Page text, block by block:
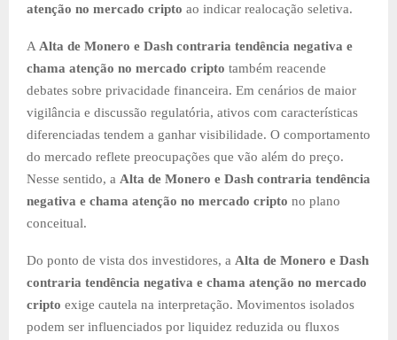
atenção no mercado cripto ao indicar realocação seletiva.
A Alta de Monero e Dash contraria tendência negativa e
chama atenção no mercado cripto também reacende
debates sobre privacidade financeira. Em cenários de maior
vigilância e discussão regulatória, ativos com características
diferenciadas tendem a ganhar visibilidade. O comportamento
do mercado reflete preocupações que vão além do preço.
Nesse sentido, a Alta de Monero e Dash contraria tendência
negativa e chama atenção no mercado cripto no plano
conceitual.
Do ponto de vista dos investidores, a Alta de Monero e Dash
contraria tendência negativa e chama atenção no mercado
cripto exige cautela na interpretação. Movimentos isolados
podem ser influenciados por liquidez reduzida ou fluxos